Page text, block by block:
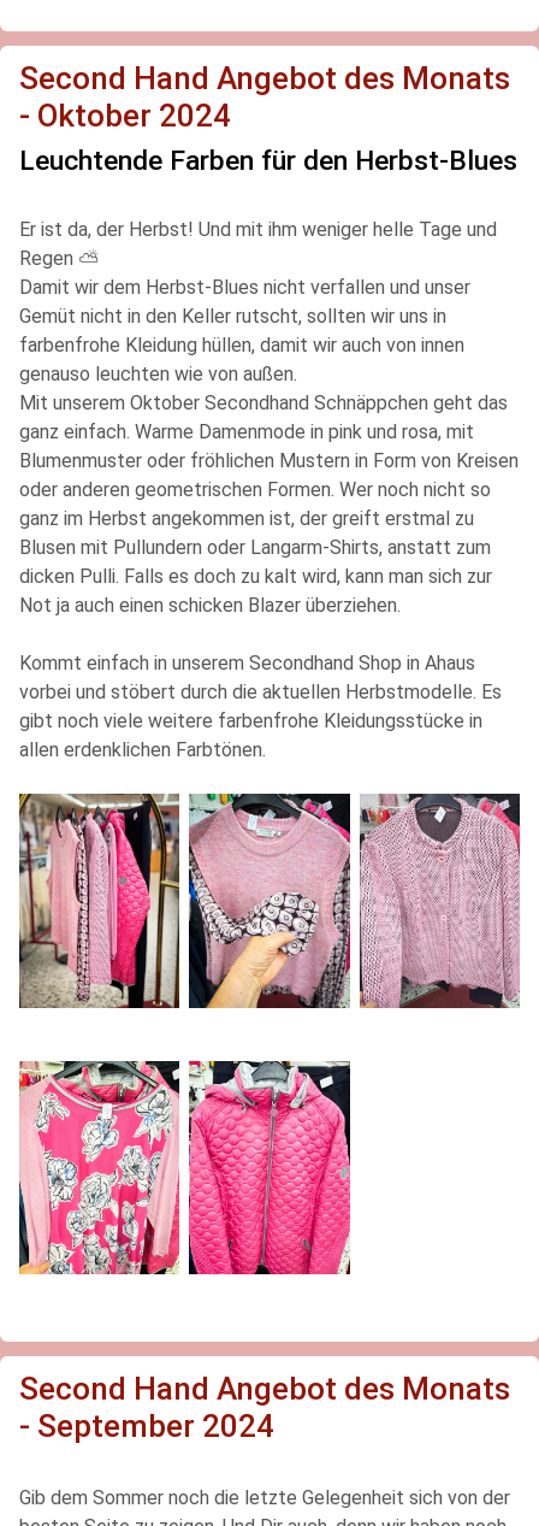
Second Hand Angebot des Monats
- Oktober 2024
Leuchtende Farben für den Herbst-Blues
Er ist da, der Herbst! Und mit ihm weniger helle Tage und
Regen ⛅
Damit wir dem Herbst-Blues nicht verfallen und unser
Gemüt nicht in den Keller rutscht, sollten wir uns in
farbenfrohe Kleidung hüllen, damit wir auch von innen
genauso leuchten wie von außen.
Mit unserem Oktober Secondhand Schnäppchen geht das
ganz einfach. Warme Damenmode in pink und rosa, mit
Blumenmuster oder fröhlichen Mustern in Form von Kreisen
oder anderen geometrischen Formen. Wer noch nicht so
ganz im Herbst angekommen ist, der greift erstmal zu
Blusen mit Pullundern oder Langarm-Shirts, anstatt zum
dicken Pulli. Falls es doch zu kalt wird, kann man sich zur
Not ja auch einen schicken Blazer überziehen.
Kommt einfach in unserem Secondhand Shop in Ahaus
vorbei und stöbert durch die aktuellen Herbstmodelle. Es
gibt noch viele weitere farbenfrohe Kleidungsstücke in
allen erdenklichen Farbtönen.
Second Hand Angebot des Monats
- September 2024
Gib dem Sommer noch die letzte Gelegenheit sich von der